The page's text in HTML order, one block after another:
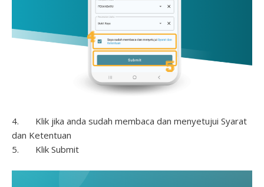
4. Klik jika anda sudah membaca dan menyetujui Syarat
dan Ketentuan
5. Klik Submit